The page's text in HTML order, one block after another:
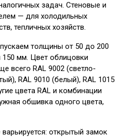
задач. Стеновые и
— для холодильных
тепличных хозяйств.
толщины от 50 до 200
мм. Цвет облицовки
всего RAL 9002 (светло-
RAL 9010 (белый), RAL 1015
цвета RAL и комбинации
обшивка одного цвета,
открытый замок